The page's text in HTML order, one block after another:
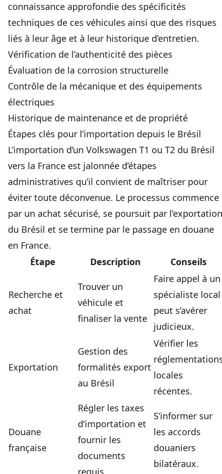
connaissance approfondie des spécificités
techniques de ces véhicules ainsi que des risques
liés à leur âge et à leur historique d’entretien.
Vérification de l’authenticité des pièces
Évaluation de la corrosion structurelle
Contrôle de la mécanique et des équipements
électriques
Historique de maintenance et de propriété
Étapes clés pour l’importation depuis le Brésil
L’importation d’un Volkswagen T1 ou T2 du Brésil
vers la France est jalonnée d’étapes
administratives qu’il convient de maîtriser pour
éviter toute déconvenue. Le processus commence
par un achat sécurisé, se poursuit par l’exportation
du Brésil et se termine par le passage en douane
en France.
Étape
Description Conseils
Recherche et
achat
Trouver un
véhicule et
finaliser la vente
Faire appel à un
spécialiste local
peut s’avérer
judicieux.
Exportation
Gestion des
formalités export
au Brésil
Vérifier les
locales
récentes.
Douane
française
Régler les taxes
d’importation et
fournir les
documents
S’informer sur
les accords
douaniers
bilatéraux.